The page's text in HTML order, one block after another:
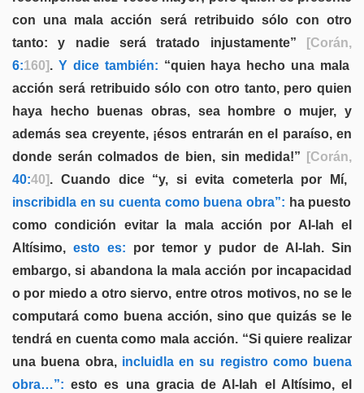
con una mala acción será retribuido sólo con otro
tanto: y nadie será tratado injustamente”
[Corán,
6:160]. Y dice también: “quien haya hecho una mala
acción será retribuido sólo con otro tanto, pero quien
haya hecho buenas obras, sea hombre o mujer, y
además sea creyente, ¡ésos entrarán en el paraíso, en
donde serán colmados de bien, sin medida!”
[Corán,
40:40]. Cuando dice “y, si evita cometerla por Mí,
inscribidla en su cuenta como buena obra”: ha puesto
como condición evitar la mala acción por Al-lah el
Altísimo, esto es: por temor y pudor de Al-lah. Sin
embargo, si abandona la mala acción por incapacidad
o por miedo a otro siervo, entre otros motivos, no se le
computará como buena acción, sino que quizás se le
tendrá en cuenta como mala acción. “Si quiere realizar
una buena obra,incluidla en su registro como buena
obra…”: esto es una gracia de Al-lah el Altísimo, el